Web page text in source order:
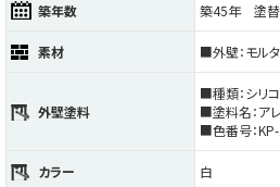
築年数 築45年 塗替
素材 ■外壁：モル
外壁塗料
■種類：シリ
■塗料名：ア
■色番号：
カラー 白